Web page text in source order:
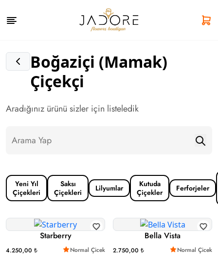
Boğaziçi (Mamak)
Çiçekçi
Aradığınız ürünü sizler için listeledik
Yeni Yıl
Çiçekleri
Saksı
Çiçekleri
Lilyumlar
Kutuda
Çiçekler
Ferforjeler
Starberry
4.250,00 ₺ Normal Çicek
Bella Vista
2.750,00 ₺ Normal Çicek